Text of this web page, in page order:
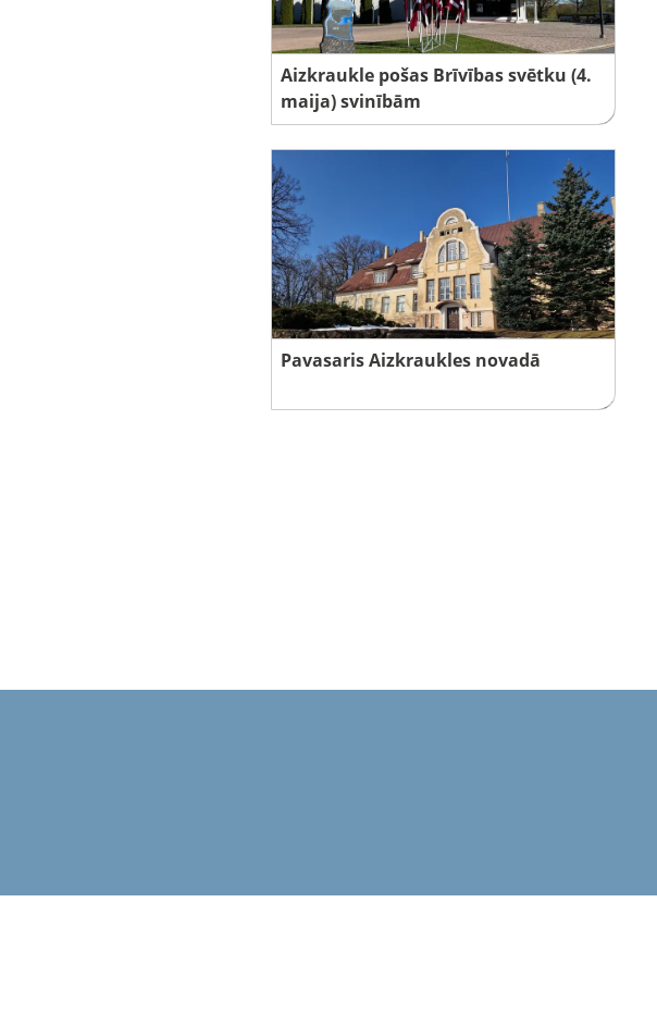
Aizkraukle pošas Brīvības svētku (4.
maija) svinībām
Pavasaris Aizkraukles novadā